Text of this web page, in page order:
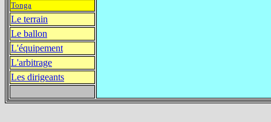
Tonga
Le terrain
Le ballon
L'équipement
L'arbitrage
Les dirigeants